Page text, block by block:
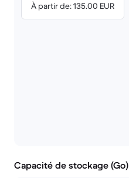
À partir de: 135.00 EUR
Capacité de stockage (Go)